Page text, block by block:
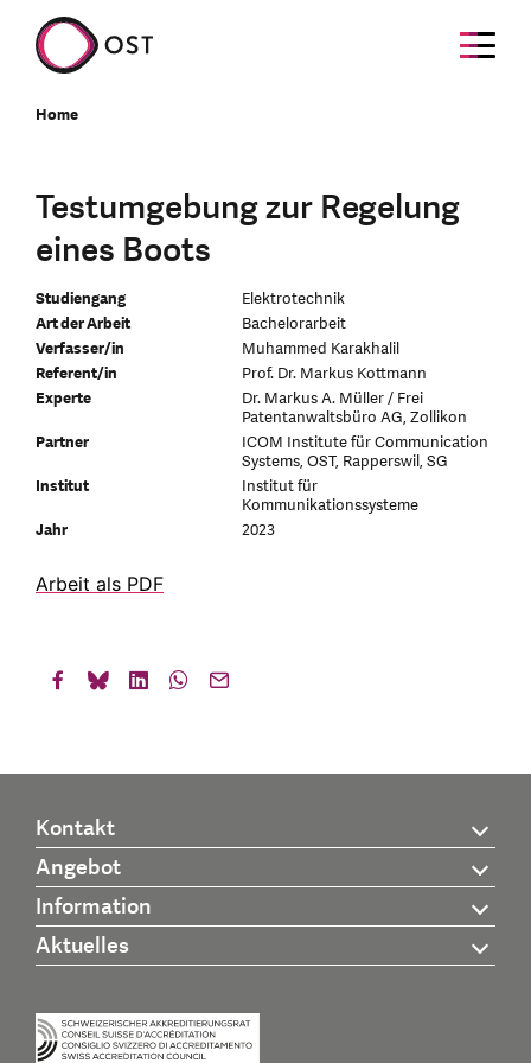
Home
Testumgebung zur Regelung
eines Boots
Studiengang
Elektrotechnik
Art der Arbeit
Bachelorarbeit
Verfasser/in
Muhammed Karakhalil
Referent/in
Prof. Dr. Markus Kottmann
Experte
Dr. Markus A. Müller / Frei
Patentanwaltsbüro AG, Zollikon
Partner
ICOM Institute für Communication
Systems, OST, Rapperswil, SG
Institut
Institut für
Kommunikationssysteme
Jahr
2023
Arbeit als PDF
Kontakt
Angebot
Information
Aktuelles